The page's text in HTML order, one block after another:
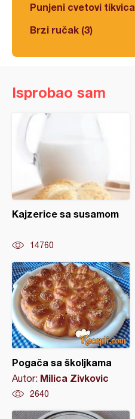
Punjeni cvetovi tikvica
Brzi ručak (3)
Isprobao sam
Kajzerice sa susamom
14760
Pogača sa školjkama
Autor: Milica Zivkovic
2640